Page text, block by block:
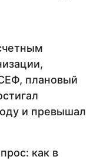
плановый
и превышал
как в